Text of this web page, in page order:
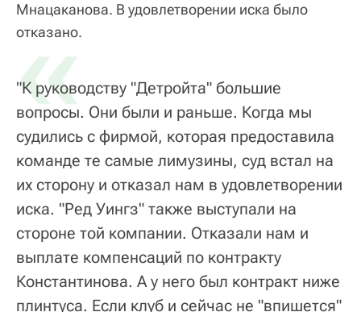
Мнацаканова. В удовлетворении иска было
отказано.
«
"К руководству "Детройта" большие
вопросы. Они были и раньше. Когда мы
судились с фирмой, которая предоставила
команде те самые лимузины, суд встал на
их сторону и отказал нам в удовлетворении
иска. "Ред Уингз" также выступали на
стороне той компании. Отказали нам и
выплате компенсаций по контракту
Константинова. А у него был контракт ниже
плинтуса. Если клуб и сейчас не "впишется"